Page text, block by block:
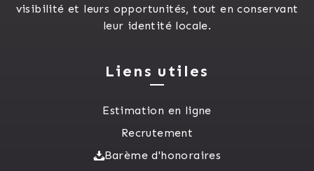
visibilité et leurs opportunités, tout en conservant
leur identité locale.
Liens utiles
Estimation en ligne
Recrutement
Barème d'honoraires